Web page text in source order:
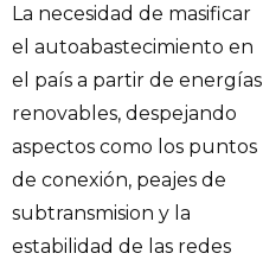
La necesidad de masificar
el autoabastecimiento en
el país a partir de energías
renovables, despejando
aspectos como los puntos
de conexión, peajes de
subtransmision y la
estabilidad de las redes